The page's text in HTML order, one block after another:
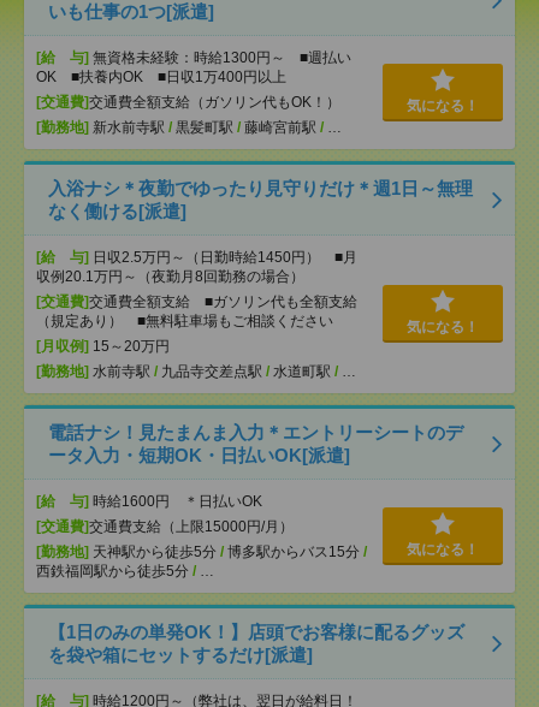
いも仕事の1つ[派遣]
[給 与] 無資格未経験：時給1300円～ ■週払い
OK ■扶養内OK ■日収1万400円以上
[交通費]交通費全額支給（ガソリン代もOK！）
[勤務地] 新水前寺駅 / 黒髪町駅 / 藤崎宮前駅 / …
気になる！
入浴ナシ＊夜勤でゆったり見守りだけ＊週1日～無理
なく働ける[派遣]
[給 与] 日収2.5万円～（日勤時給1450円） ■月
収例20.1万円～（夜勤月8回勤務の場合）
[交通費]交通費全額支給 ■ガソリン代も全額支給
（規定あり） ■無料駐車場もご相談ください
[月収例] 15～20万円
[勤務地] 水前寺駅 / 九品寺交差点駅 / 水道町駅 / …
気になる！
電話ナシ！見たまんま入力＊エントリーシートのデ
ータ入力・短期OK・日払いOK[派遣]
[給 与] 時給1600円 ＊日払いOK
[交通費]交通費支給（上限15000円/月）
[勤務地] 天神駅から徒歩5分 / 博多駅からバス15分 /
西鉄福岡駅から徒歩5分 / …
気になる！
【1日のみの単発OK！】店頭でお客様に配るグッズ
を袋や箱にセットするだけ[派遣]
[給 与] 時給1200円～（弊社は、翌日が給料日！